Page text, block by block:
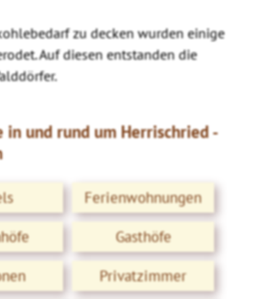
zu decken wurden einige
Auf diesen entstanden die
in und rund um Herrischried -
Ferienwohnungen
Gasthöfe
Privatzimmer